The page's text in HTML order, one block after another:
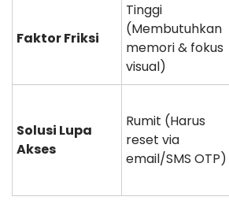
Faktor Friksi
Tinggi
(Membutuhkan
memori & fokus
visual)
Solusi Lupa
Akses
Rumit (Harus
reset via
email/SMS OTP)